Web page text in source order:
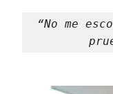
“No me